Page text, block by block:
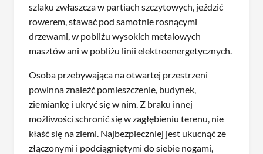
szlaku zwłaszcza w partiach szczytowych, jeździć
rowerem, stawać pod samotnie rosnącymi
drzewami, w pobliżu wysokich metalowych
masztów ani w pobliżu linii elektroenergetycznych.
Osoba przebywająca na otwartej przestrzeni
powinna znaleźć pomieszczenie, budynek,
ziemiankę i ukryć się w nim. Z braku innej
możliwości schronić się w zagłębieniu terenu, nie
kłaść się na ziemi. Najbezpieczniej jest ukucnąć ze
złączonymi i podciągniętymi do siebie nogami,